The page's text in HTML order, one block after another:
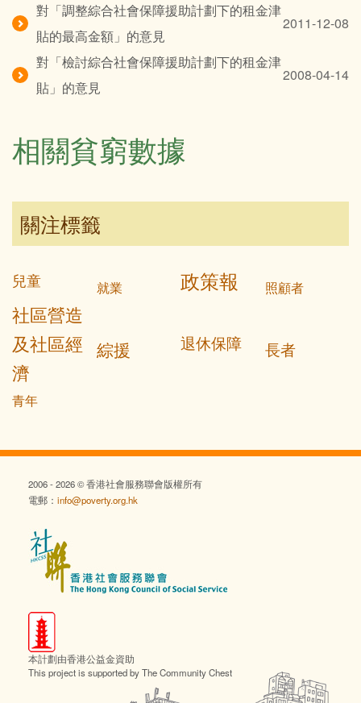
對「調整綜合社會保障援助計劃下的租金津
貼的最高金額」的意見
2011-12-08
對「檢討綜合社會保障援助計劃下的租金津
貼」的意見
2008-04-14
相關貧窮數據
關注標籤
兒童 就業 政策報 照顧者
社區營造
及社區經
濟
綜援 退休保障 長者
青年
2006 - 2026 © 香港社會服務聯會版權所有
電郵： info@poverty.org.hk
本計劃由香港公益金資助
This project is supported by The Community Chest